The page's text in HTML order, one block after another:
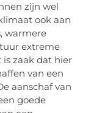
zijn wel
ook aan
warmere
extreme
zaak dat hier
van een
aanschaf van
goede